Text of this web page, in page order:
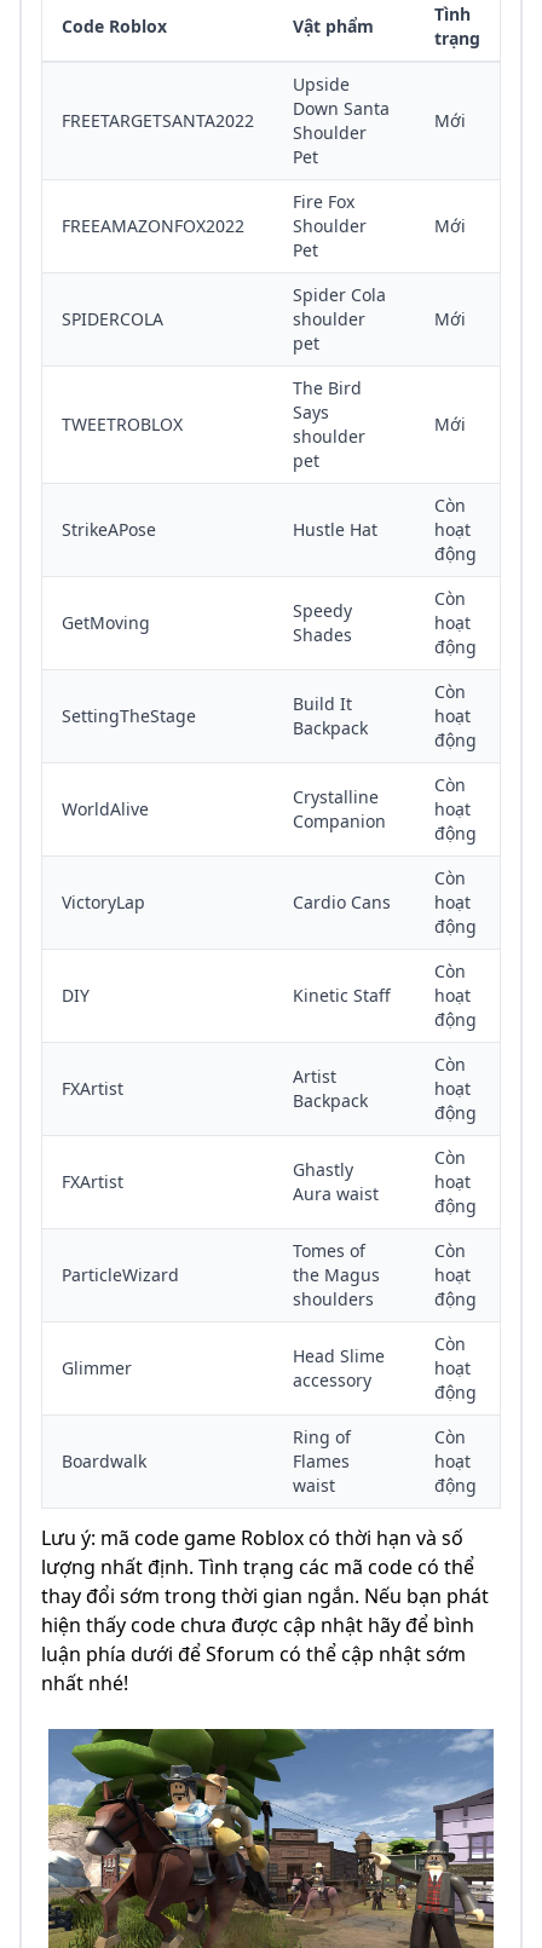
Code Roblox Vật phẩm
Tình
trạng
FREETARGETSANTA2022
Upside
Down Santa
Shoulder
Pet
Mới
FREEAMAZONFOX2022
Fire Fox
Shoulder
Pet
Mới
SPIDERCOLA
Spider Cola
shoulder
pet
Mới
TWEETROBLOX
The Bird
Says
shoulder
pet
Mới
StrikeAPose Hustle Hat
Còn
hoạt
động
GetMoving
Speedy
Shades
Còn
hoạt
động
SettingTheStage
Build It
Backpack
Còn
hoạt
động
WorldAlive
Crystalline
Companion
Còn
hoạt
động
VictoryLap Cardio Cans
Còn
hoạt
động
DIY Kinetic Staff
Còn
hoạt
động
FXArtist
Artist
Backpack
Còn
hoạt
động
FXArtist
Ghastly
Aura waist
Còn
hoạt
động
ParticleWizard
Tomes of
the Magus
shoulders
Còn
hoạt
động
Glimmer
Head Slime
accessory
Còn
hoạt
động
Boardwalk
Ring of
Flames
waist
Còn
hoạt
động
Lưu ý: mã code game Roblox có thời hạn và số
lượng nhất định. Tình trạng các mã code có thể
thay đổi sớm trong thời gian ngắn. Nếu bạn phát
hiện thấy code chưa được cập nhật hãy để bình
luận phía dưới để Sforum có thể cập nhật sớm
nhất nhé!